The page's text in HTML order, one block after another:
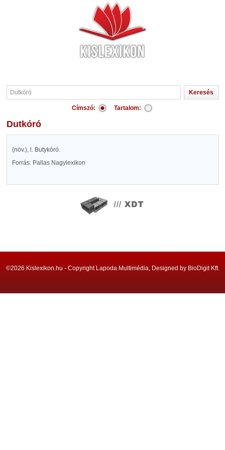
Címszó: Tartalom:
Dutkóró
(növ.), l. Butykóró.
Forrás: Pallas Nagylexikon
©2026 Kislexikon.hu - Copyright Lapoda Multimédia, Designed by BioDigit Kft.